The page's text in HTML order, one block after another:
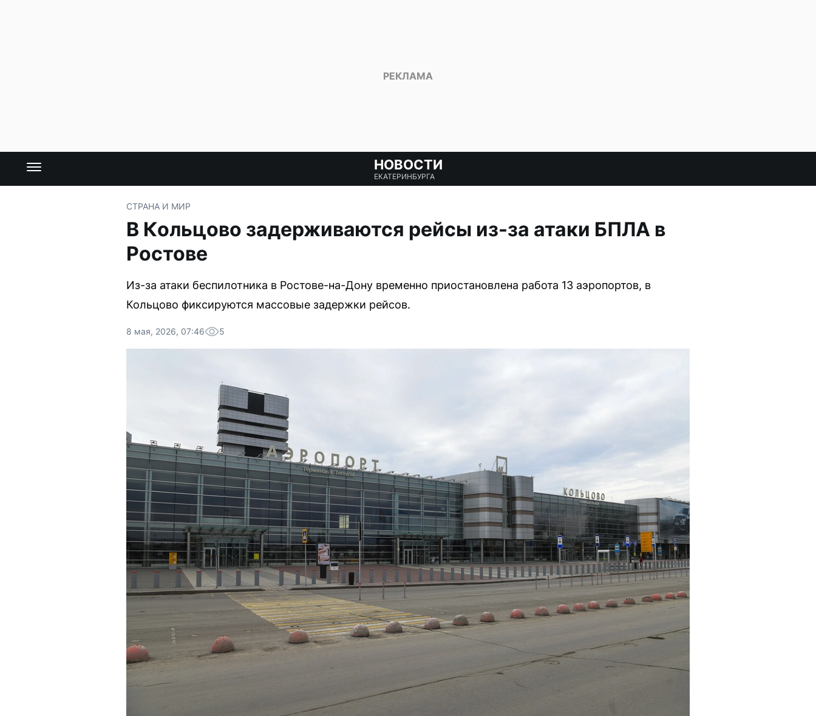
НОВОСТИ
ЕКАТЕРИНБУРГА
СТРАНА И МИР
В Кольцово задерживаются рейсы из-за атаки БПЛА в
Ростове
Из-за атаки беспилотника в Ростове-на-Дону временно приостановлена работа 13 аэропортов, в
Кольцово фиксируются массовые задержки рейсов.
8 мая, 2026, 07:46 5